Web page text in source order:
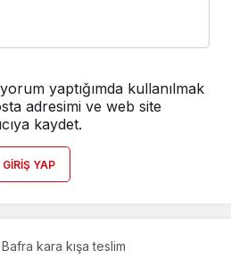
yaptığımda kullanılmak
adresimi ve web site
kaydet.
GIRIŞ YAP
Bafra kara kışa teslim